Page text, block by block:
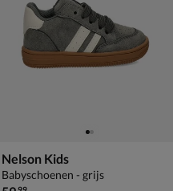
Nelson Kids
Babyschoenen - grijs